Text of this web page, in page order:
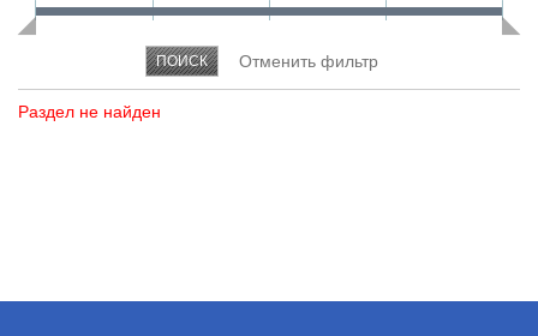
Раздел не найден